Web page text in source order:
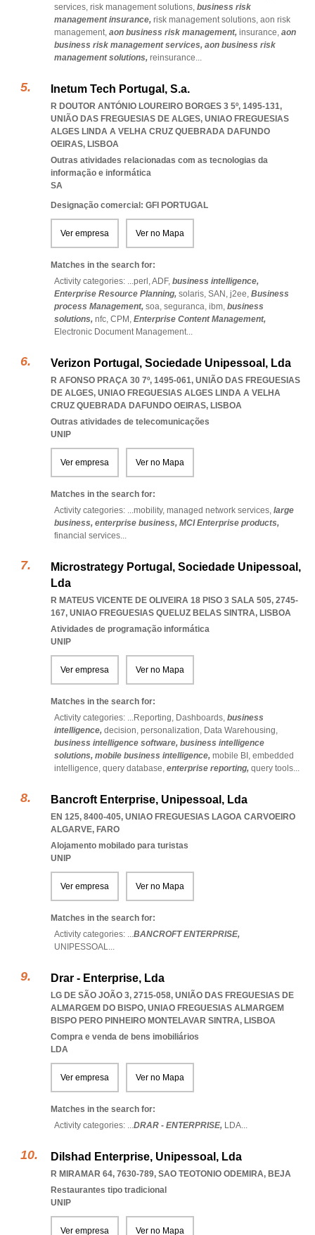
services, risk management solutions, business risk
management insurance, risk management solutions, aon risk
management, aon business risk management, insurance, aon
business risk management services, aon business risk
management solutions, reinsurance...
Inetum Tech Portugal, S.a.
R DOUTOR ANTÓNIO LOUREIRO BORGES 3 5º, 1495-131,
UNIÃO DAS FREGUESIAS DE ALGES, UNIAO FREGUESIAS
ALGES LINDA A VELHA CRUZ QUEBRADA DAFUNDO
OEIRAS, LISBOA
Outras atividades relacionadas com as tecnologias da
informação e informática
SA
Designação comercial: GFI PORTUGAL
Ver empresa Ver no Mapa
Matches in the search for:
Activity categories: ...perl,ADF, business intelligence,
Enterprise Resource Planning, solaris, SAN, j2ee, Business
process Management, soa, seguranca, ibm, business
solutions, nfc, CPM, Enterprise Content Management,
Electronic Document Management...
Verizon Portugal, Sociedade Unipessoal, Lda
R AFONSO PRAÇA 30 7º, 1495-061, UNIÃO DAS FREGUESIAS
DE ALGES, UNIAO FREGUESIAS ALGES LINDA A VELHA
CRUZ QUEBRADA DAFUNDO OEIRAS, LISBOA
Outras atividades de telecomunicações
UNIP
Ver empresa Ver no Mapa
Matches in the search for:
Activity categories: ...mobility, managed network services, large
business, enterprise business, MCI Enterprise products,
financial services...
Microstrategy Portugal, Sociedade Unipessoal,
Lda
R MATEUS VICENTE DE OLIVEIRA 18 PISO 3 SALA 505, 2745-
167, UNIAO FREGUESIAS QUELUZ BELAS SINTRA, LISBOA
Atividades de programação informática
UNIP
Ver empresa Ver no Mapa
Matches in the search for:
Activity categories: ...Reporting, Dashboards, business
intelligence, decision, personalization, Data Warehousing,
business intelligence software, business intelligence
solutions, mobile business intelligence, mobile BI, embedded
intelligence, query database, enterprise reporting, query tools...
Bancroft Enterprise, Unipessoal, Lda
EN 125, 8400-405, UNIAO FREGUESIAS LAGOA CARVOEIRO
ALGARVE, FARO
Alojamento mobilado para turistas
UNIP
Ver empresa Ver no Mapa
Matches in the search for:
Activity categories: ...BANCROFT ENTERPRISE,
UNIPESSOAL...
Drar - Enterprise, Lda
LG DE SÃO JOÃO 3, 2715-058, UNIÃO DAS FREGUESIAS DE
ALMARGEM DO BISPO, UNIAO FREGUESIAS ALMARGEM
BISPO PERO PINHEIRO MONTELAVAR SINTRA, LISBOA
Compra e venda de bens imobiliários
LDA
Ver empresa Ver no Mapa
Matches in the search for:
Activity categories: ...DRAR - ENTERPRISE, LDA...
Dilshad Enterprise, Unipessoal, Lda
R MIRAMAR 64, 7630-789, SAO TEOTONIO ODEMIRA, BEJA
Restaurantes tipo tradicional
UNIP
Ver empresa Ver no Mapa